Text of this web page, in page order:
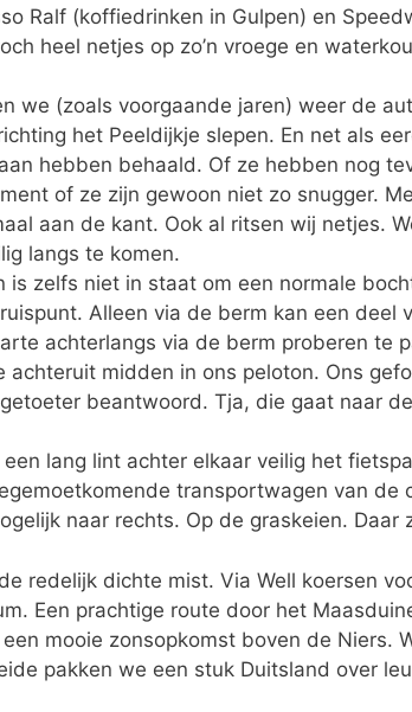
Ralf (koffiedrinken in Gulpen) en
heel netjes op zo’n vroege en
we (zoals voorgaande jaren) weer de
het Peeldijkje slepen. En net als
hebben behaald. Of ze hebben nog
of ze zijn gewoon niet zo snugger.
aan de kant. Ook al ritsen wij netjes.
langs te komen.
is zelfs niet in staat om een normale
Alleen via de berm kan een deel
achterlangs via de berm proberen te
achteruit midden in ons peloton. Ons
beantwoord. Tja, die gaat naar
lang lint achter elkaar veilig het
transportwagen van de
naar rechts. Op de graskeien. Daar
redelijk dichte mist. Via Well koersen
Een prachtige route door het
mooie zonsopkomst boven de Niers.
pakken we een stuk Duitsland over